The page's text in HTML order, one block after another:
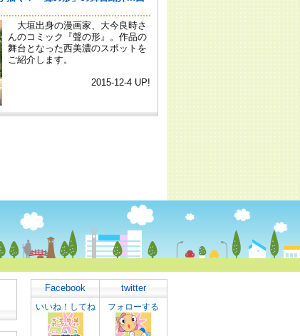
Facebook
いいね！してね
twitter
フォローする